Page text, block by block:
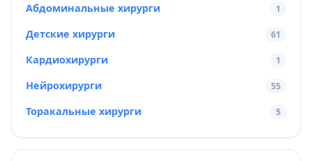
Абдоминальные хирурги 1
Детские хирурги 61
Кардиохирурги 1
Нейрохирурги 55
Торакальные хирурги 5